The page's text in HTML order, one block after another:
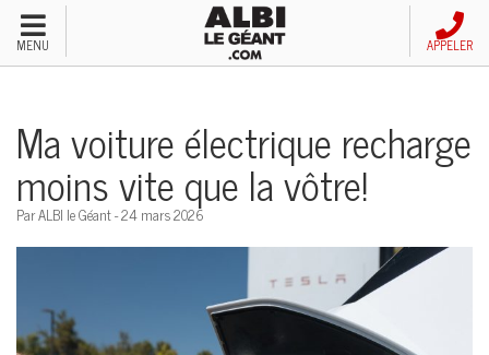
Menu
Véhicules d'occasion
Financement automobile
Emploi et carrières
MENU APPELER
Ma voiture électrique recharge
moins vite que la vôtre!
Par ALBI le Géant - 24 mars 2026